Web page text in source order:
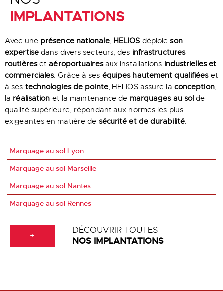
IMPLANTATIONS
Avec une présence nationale, HELIOS déploieson
expertisedans divers secteurs, des infrastructures
routièresetaéroportuairesaux installations industrielles et
commerciales. Grâce à ses équipes hautement qualifiéeset
à ses technologies de pointe, HELIOS assure la conception,
la réalisation et la maintenance de marquages au sol de
qualité supérieure, répondant aux normes les plus
exigeantes en matière de sécurité et de durabilité
Marquage au sol Lyon
Marquage au sol Marseille
Marquage au sol Nantes
Marquage au sol Rennes
+
DÉCOUVRIR TOUTES
NOS IMPLANTATIONS